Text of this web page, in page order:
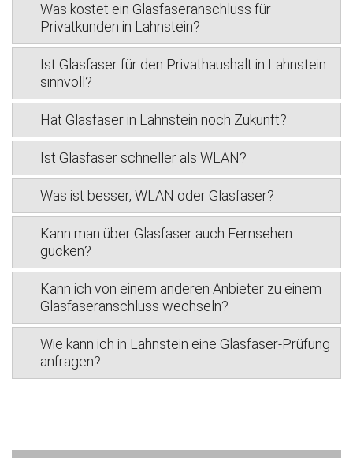
Was kostet ein Glasfaseranschluss für
Privatkunden in Lahnstein?
Ist Glasfaser für den Privathaushalt in Lahnstein
sinnvoll?
Hat Glasfaser in Lahnstein noch Zukunft?
Ist Glasfaser schneller als WLAN?
Was ist besser, WLAN oder Glasfaser?
Kann man über Glasfaser auch Fernsehen
gucken?
Kann ich von einem anderen Anbieter zu einem
Glasfaseranschluss wechseln?
Wie kann ich in Lahnstein eine Glasfaser-Prüfung
anfragen?